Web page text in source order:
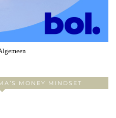
MONEY MINDSET